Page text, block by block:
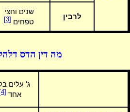
לרבין
שנים וחצי
טפחים [3]
מה דין הדס
ג' עלים
אחד [4]